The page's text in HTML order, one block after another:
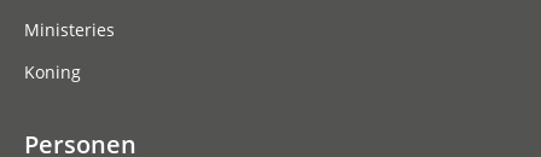
Ministeries
Koning
Personen